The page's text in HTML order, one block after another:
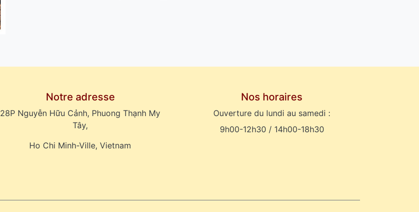
Notre adresse
28P Nguyễn Hữu Cảnh, Phuong Thạnh My
Tây,
Ho Chi Minh-Ville, Vietnam
Nos horaires
Ouverture du lundi au samedi :
9h00-12h30 / 14h00-18h30